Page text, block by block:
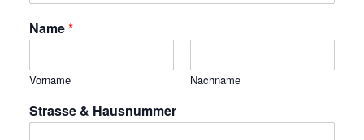
Name*
Vorname Nachname
Strasse & Hausnummer